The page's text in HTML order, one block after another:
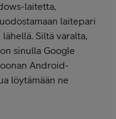
laitetta,
laitepari
Siltä varalta,
sinulla Google
Android-
löytämään ne